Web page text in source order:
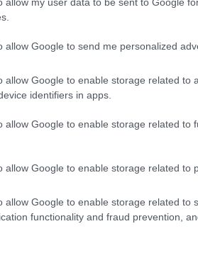
allow Google to send me personalized
allow Google to enable storage related to
identifiers in apps.
allow Google to enable storage related to
allow Google to enable storage related to
allow Google to enable storage related to
functionality and fraud prevention,
szervezőinek jó hír ez: most másfél
tavaly.
a Fortnite-ban ad koncertet,
tartalom kíséri
hallgattok bele, de teljesítitek